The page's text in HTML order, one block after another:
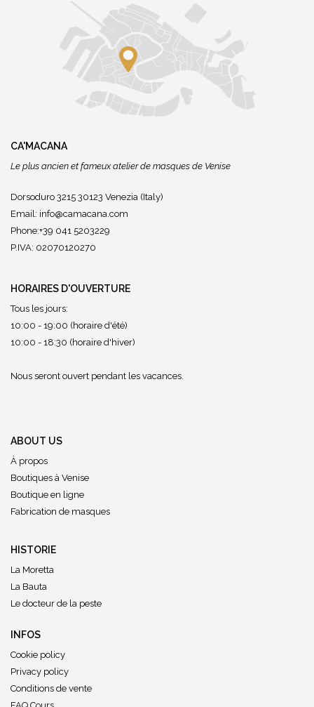
CA'MACANA
Le plus ancien et fameux atelier de masques de Venise
Dorsoduro 3215 30123 Venezia (Italy)
Email: info@camacana.com
Phone:+39 041 5203229
P.IVA: 02070120270
HORAIRES D'OUVERTURE
Tous les jours:
10:00 - 19:00 (horaire d'été)
10:00 - 18:30 (horaire d'hiver)
Nous seront ouvert pendant les vacances.
ABOUT US
À propos
Boutiques à Venise
Boutique en ligne
Fabrication de masques
HISTORIE
La Moretta
La Bauta
Le docteur de la peste
INFOS
Cookie policy
Privacy policy
Conditions de vente